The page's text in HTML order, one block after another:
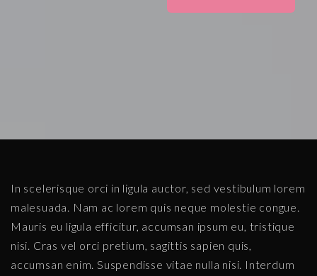
In scelerisque orci in ligula auctor, sed vestibulum lorem
malesuada. Nam ac lorem quis neque molestie congue.
Mauris eu ligula efficitur, accumsan ipsum eu, tristique
nisi. Cras vel orci pretium, sagittis sapien quis,
accumsan enim. Suspendisse vitae nulla nisi. Interdum